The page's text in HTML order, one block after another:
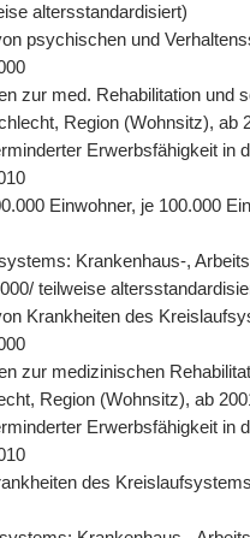
altersstandardisiert)
psychischen und
zur med. Rehabilitation
Region (Wohnsitz), ab
Erwerbsfähigkeit
Einwohner, je 100.000
Krankenhaus-,
teilweise
Krankheiten des
zur medizinischen
Region (Wohnsitz), ab
Erwerbsfähigkeit
des